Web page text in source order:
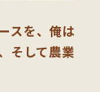
スを、俺は
そして農業